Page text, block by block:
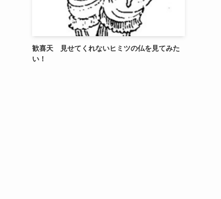
歓喜天 見せてくれないヒミツの仏を見てみた
い！